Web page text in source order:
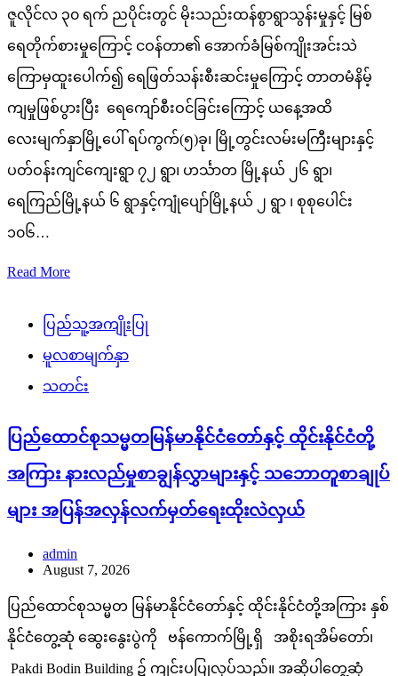
ဇူလိုင်လ ၃၀ ရက် ညပိုင်းတွင် မိုးသည်းထန်စွာရွာသွန်းမှုနှင့် မြစ်
ရေတိုက်စားမှုကြောင့် ငဝန်တာ၏ အောက်ခံမြစ်ကျိုးအင်းသဲ
ကြောမှထူးပေါက်၍ ရေဖြတ်သန်းစီးဆင်းမှုကြောင့် တာတမံနိမ့်
ကျမှုဖြစ်ပွားပြီး ရေကျော်စီးဝင်ခြင်းကြောင့် ယနေ့အထိ
လေးမျက်နှာမြို့ပေါ် ရပ်ကွက်(၅)ခု၊ မြို့တွင်းလမ်းမကြီးများနှင့်
ပတ်ဝန်းကျင်ကျေးရွာ ၇၂ ရွာ၊ ဟင်္သာတ မြို့နယ် ၂၆ ရွာ၊
ရေကြည်မြို့နယ် ၆ ရွာနှင့်ကျုံပျော်မြို့နယ် ၂ ရွာ ၊ စုစုပေါင်း
၁၀၆…
Read More
ပြည်သူ့အကျိုးပြု
မူလစာမျက်နှာ
သတင်း
ပြည်ထောင်စုသမ္မတမြန်မာနိုင်ငံတော်နှင့် ထိုင်းနိုင်ငံတို့
အကြား နားလည်မှုစာချွန်လွှာများနှင့် သဘောတူစာချုပ်
များ အပြန်အလှန်လက်မှတ်ရေးထိုးလဲလှယ်
admin
August 7, 2026
ပြည်ထောင်စုသမ္မတ မြန်မာနိုင်ငံတော်နှင့် ထိုင်းနိုင်ငံတို့အကြား နှစ်
နိုင်ငံတွေ့ဆုံ ဆွေးနွေးပွဲကို ဗန်ကောက်မြို့ရှိ အစိုးရအိမ်တော်၊
Pakdi Bodin Building ၌ ကျင်းပပြုလုပ်သည်။ အဆိုပါတွေ့ဆုံ